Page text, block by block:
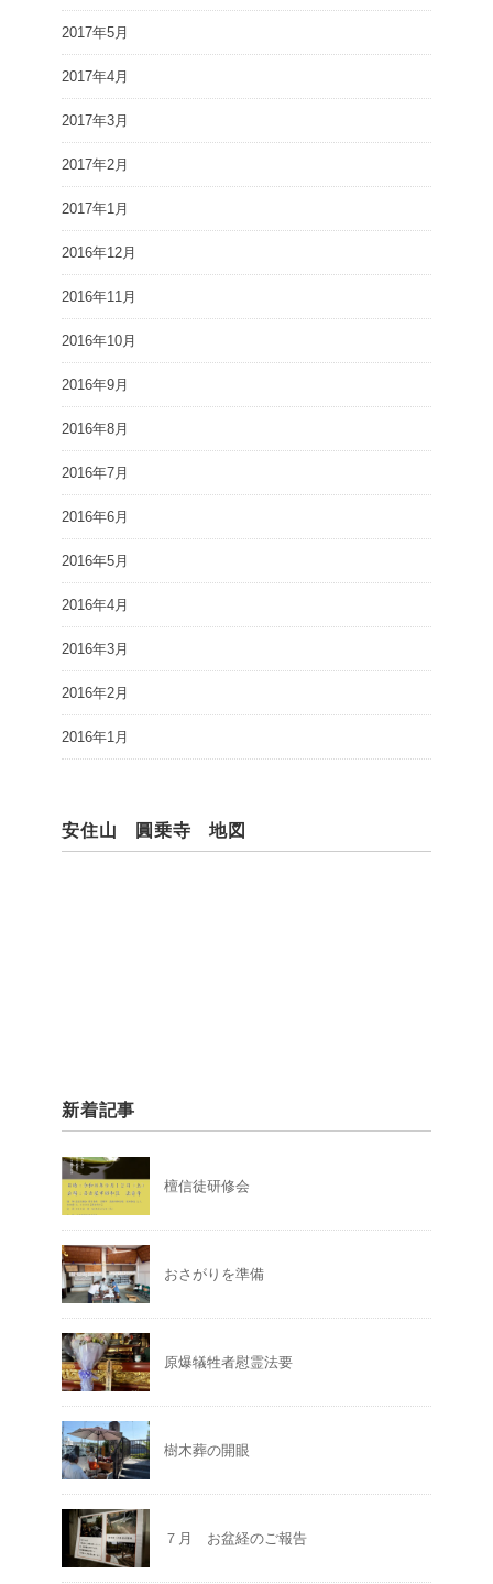
2017年5月
2017年4月
2017年3月
2017年2月
2017年1月
2016年12月
2016年11月
2016年10月
2016年9月
2016年8月
2016年7月
2016年6月
2016年5月
2016年4月
2016年3月
2016年2月
2016年1月
安住山 圓乗寺 地図
新着記事
檀信徒研修会
おさがりを準備
原爆犠牲者慰霊法要
樹木葬の開眼
７月 お盆経のご報告